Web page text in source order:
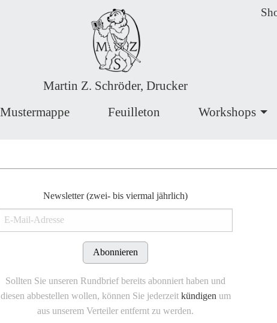
Martin Z. Schröder, Drucker
Mustermappe Feuilleton Workshops
Newsletter (zwei- bis viermal jährlich)
Abonnieren
Sollten Sie unseren Rundbrief bereits abonniert haben und
diesen abbestellen wollen, können Sie jederzeit kündigen um
aus unserem Verteiler entfernt zu werden.